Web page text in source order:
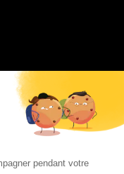
pendant votre